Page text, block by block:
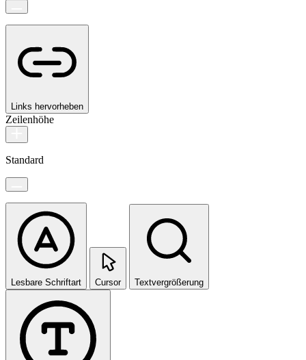
Links hervorheben
Zeilenhöhe
Standard
Lesbare Schriftart Cursor Textvergrößerung